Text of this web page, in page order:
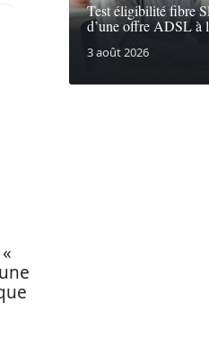
Test éligibilité fibre
d’une offre ADSL à
3 août 2026